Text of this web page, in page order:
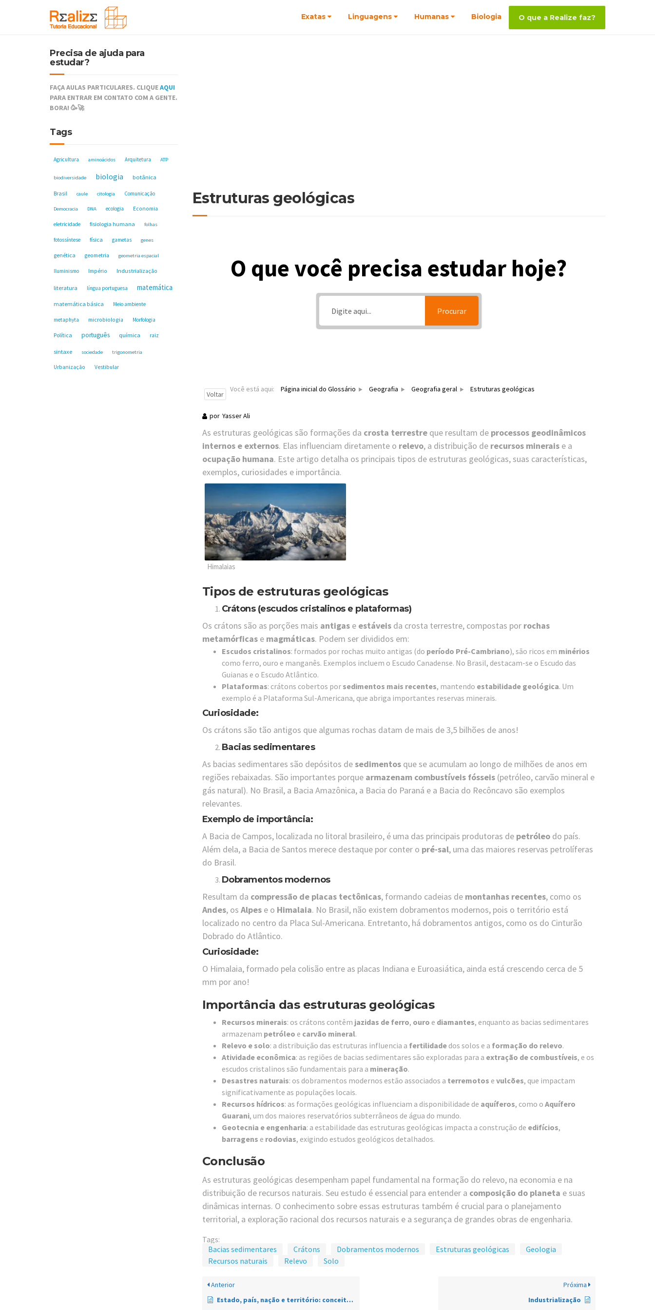
Exatas Linguagens Humanas Biologia O que a Realize faz?
Estruturas geológicas
O que você precisa estudar hoje?
Procurar
Voltar
Você está aqui: Página inicial do Glossário Geografia Geografia geral Estruturas geológicas
por Yasser Ali
As estruturas geológicas são formações da crosta terrestreque resultam de processos geodinâmicos
internos e externos. Elas influenciam diretamente o relevo, a distribuição de recursos mineraise a
ocupação humana. Este artigo detalha os principais tipos de estruturas geológicas, suas características,
exemplos, curiosidades e importância.
Himalaias
Tipos de estruturas geológicas
Crátons (escudos cristalinos e plataformas)
Os crátons são as porções mais antigase estáveisda crosta terrestre, compostas por rochas
metamórficase magmáticas. Podem ser divididos em:
Escudos cristalinos: formados por rochas muito antigas (do período Pré-Cambriano), são ricos em minérios
como ferro, ouro e manganês. Exemplos incluem o Escudo Canadense. No Brasil, destacam-se o Escudo das
Guianas e o Escudo Atlântico.
Plataformas: crátons cobertos por sedimentos mais recentes, mantendo estabilidade geológica. Um
exemplo é a Plataforma Sul-Americana, que abriga importantes reservas minerais.
Curiosidade:
Os crátons são tão antigos que algumas rochas datam de mais de 3,5 bilhões de anos!
Bacias sedimentares
As bacias sedimentares são depósitos de sedimentosque se acumulam ao longo de milhões de anos em
regiões rebaixadas. São importantes porque armazenam combustíveis fósseis(petróleo, carvão mineral e
gás natural). No Brasil, a Bacia Amazônica, a Bacia do Paraná e a Bacia do Recôncavo são exemplos
relevantes.
Exemplo de importância:
A Bacia de Campos, localizada no litoral brasileiro, é uma das principais produtoras de petróleodo país.
Além dela, a Bacia de Santos merece destaque por conter o pré-sal, uma das maiores reservas petrolíferas
do Brasil.
Dobramentos modernos
Resultam da compressão de placas tectônicas, formando cadeias de montanhas recentes, como os
Andes, os Alpese o Himalaia. No Brasil, não existem dobramentos modernos, pois o território está
localizado no centro da Placa Sul-Americana. Entretanto, há dobramentos antigos, como os do Cinturão
Dobrado do Atlântico.
Curiosidade:
O Himalaia, formado pela colisão entre as placas Indiana e Euroasiática, ainda está crescendo cerca de 5
mm por ano!
Importância das estruturas geológicas
Recursos minerais: os crátons contêm jazidas de ferro, ouro e diamantes, enquanto as bacias sedimentares
armazenam petróleo e carvão mineral.
Relevo e solo: a distribuição das estruturas influencia a fertilidadedos solos e a formação do relevo.
Atividade econômica: as regiões de bacias sedimentares são exploradas para a extração de combustíveis, e os
escudos cristalinos são fundamentais para a mineração.
Desastres naturais: os dobramentos modernos estão associados a terremotos e vulcões, que impactam
significativamente as populações locais.
Recursos hídricos: as formações geológicas influenciam a disponibilidade de aquíferos, como o Aquífero
Guarani, um dos maiores reservatórios subterrâneos de água do mundo.
Geotecnia e engenharia: a estabilidade das estruturas geológicas impacta a construção de edifícios,
barragens e rodovias, exigindo estudos geológicos detalhados.
Conclusão
As estruturas geológicas desempenham papel fundamental na formação do relevo, na economia e na
distribuição de recursos naturais. Seu estudo é essencial para entender a composição do planeta e suas
dinâmicas internas. O conhecimento sobre essas estruturas também é crucial para o planejamento
territorial, a exploração racional dos recursos naturais e a segurança de grandes obras de engenharia.
Tags:
Bacias sedimentares
Crátons Dobramentos modernos Estruturas geológicas
Geologia
Recursos naturais
Relevo Solo
Anterior
Estado, país, nação e território: conceitos, diferenças e exemplos
Próxima
Industrialização
Precisa de ajuda para
estudar?
FAÇA AULAS PARTICULARES. CLIQUEAQUI
PARA ENTRAR EM CONTATO COM A GENTE.
BORA! 🥳🚀
Tags
Agricultura aminoácidos Arquitetura ATP
biodiversidade biologia botânica
Brasil caule citologia Comunicação
Democracia DNA ecologia Economia
eletricidade fisiologia humana folhas
fotossíntese física gametas genes
genética geometria geometria espacial
Iluminismo Império Industrialização
literatura língua portuguesa matemática
matemática básica Meio ambiente
metaphyta microbiologia Morfologia
Política português química raiz
sintaxe sociedade trigonometria
Urbanização Vestibular